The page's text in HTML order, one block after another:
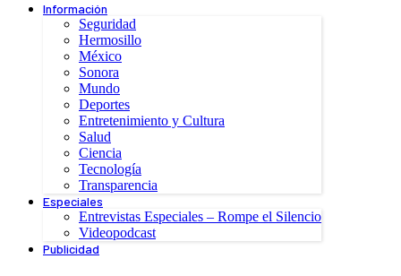
Información
Seguridad
Hermosillo
México
Sonora
Mundo
Deportes
Entretenimiento y Cultura
Salud
Ciencia
Tecnología
Transparencia
Especiales
Entrevistas Especiales – Rompe el Silencio
Videopodcast
Publicidad